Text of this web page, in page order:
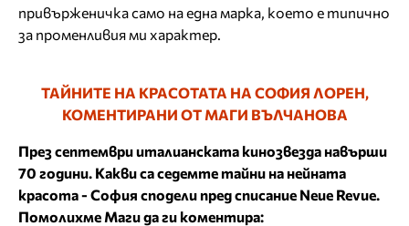
привърженичка само на една марка, което е типично
за променливия ми характер.
ТАЙ­НИТЕ НА КРАСОТАТА НА СОФИЯ ЛОРЕН,
КОМЕНТИРАНИ ОТ МАГИ ВЪЛЧАНОВА
През септември италианската кинозвезда навърши
70 години. Какви са седемте тайни на нейната
красота - София сподели пред списание Neue Revue.
Помолихме Маги да ги коментира: